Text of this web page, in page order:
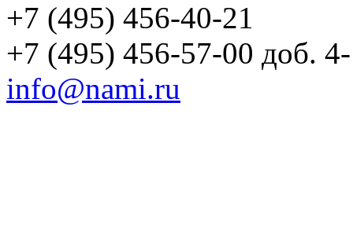
+7 (495) 456-40-21
+7 (495) 456-57-00 доб.
info@nami.ru